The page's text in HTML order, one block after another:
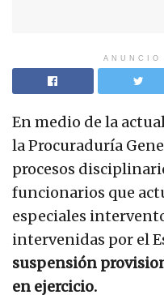
En medio de la
la Procuraduría
procesos
funcionarios que
especiales
intervenidas por el
suspensión
en ejercicio.